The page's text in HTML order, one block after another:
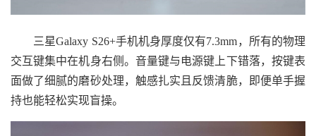
三星Galaxy S26+手机机身厚度仅有7.3mm，所有的物理
交互键集中在机身右侧。音量键与电源键上下错落，按键表
面做了细腻的磨砂处理，触感扎实且反馈清脆，即便单手握
持也能轻松实现盲操。